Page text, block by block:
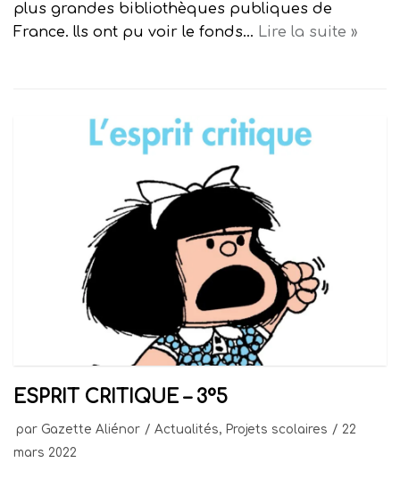
plus grandes bibliothèques publiques de
France. lls ont pu voir le fonds… Lire la suite »
ESPRIT CRITIQUE – 3°5
par Gazette Aliénor Actualités, Projets scolaires
22
mars 2022